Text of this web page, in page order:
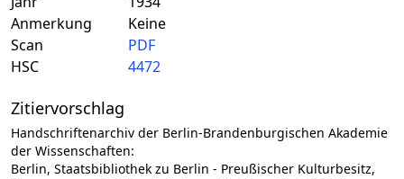
Anmerkung
Keine
Scan
PDF
HSC
4472
Zitiervorschlag
Handschriftenarchiv der Berlin-Brandenburgischen Akademie
der Wissenschaften:
Berlin, Staatsbibliothek zu Berlin - Preußischer Kulturbesitz,